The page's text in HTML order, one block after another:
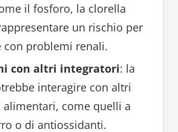
il fosforo, la clorella
un rischio per
con problemi renali.
con altri integratori: la
interagire con altri
come quelli a
o di antiossidanti.